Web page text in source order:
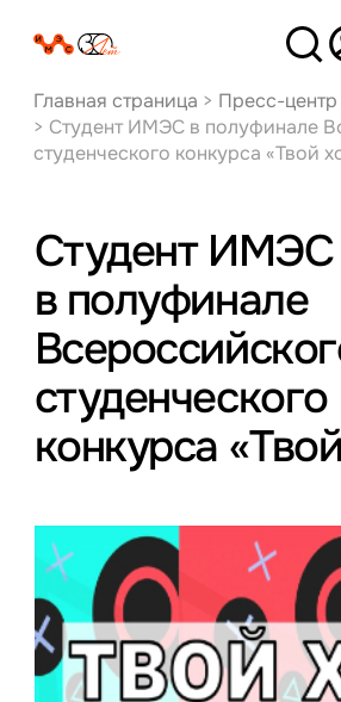
Главная страница > Пресс-центр
> Студент ИМЭС в полуфинале
студенческого конкурса «Твой
Студент ИМЭС
в полуфинале
студенческого
конкурса